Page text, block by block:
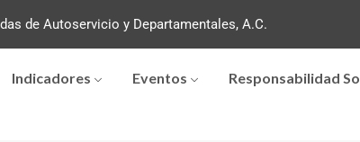
de Autoservicio y Departamentales, A.C.
Indicadores Eventos Responsabilidad